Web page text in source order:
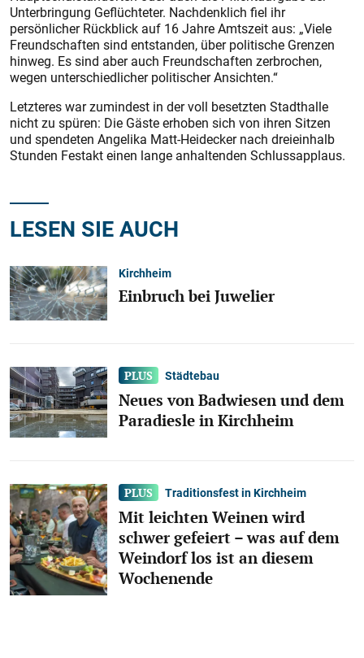
Unterbringung Geflüchteter. Nachdenklich fiel ihr
persönlicher Rückblick auf 16 Jahre Amtszeit aus: „Viele
Freundschaften sind entstanden, über politische Grenzen
hinweg. Es sind aber auch Freundschaften zerbrochen,
wegen unterschiedlicher politischer Ansichten.“
Letzteres war zumindest in der voll besetzten Stadthalle
nicht zu spüren: Die Gäste erhoben sich von ihren Sitzen
und spendeten Angelika Matt-Heidecker nach dreieinhalb
Stunden Festakt einen lange anhaltenden Schlussapplaus.
LESEN SIE AUCH
Kirchheim
Einbruch bei Juwelier
Städtebau
Neues von Badwiesen und dem
Paradiesle in Kirchheim
Traditionsfest in Kirchheim
Mit leichten Weinen wird
schwer gefeiert – was auf dem
Weindorf los ist an diesem
Wochenende